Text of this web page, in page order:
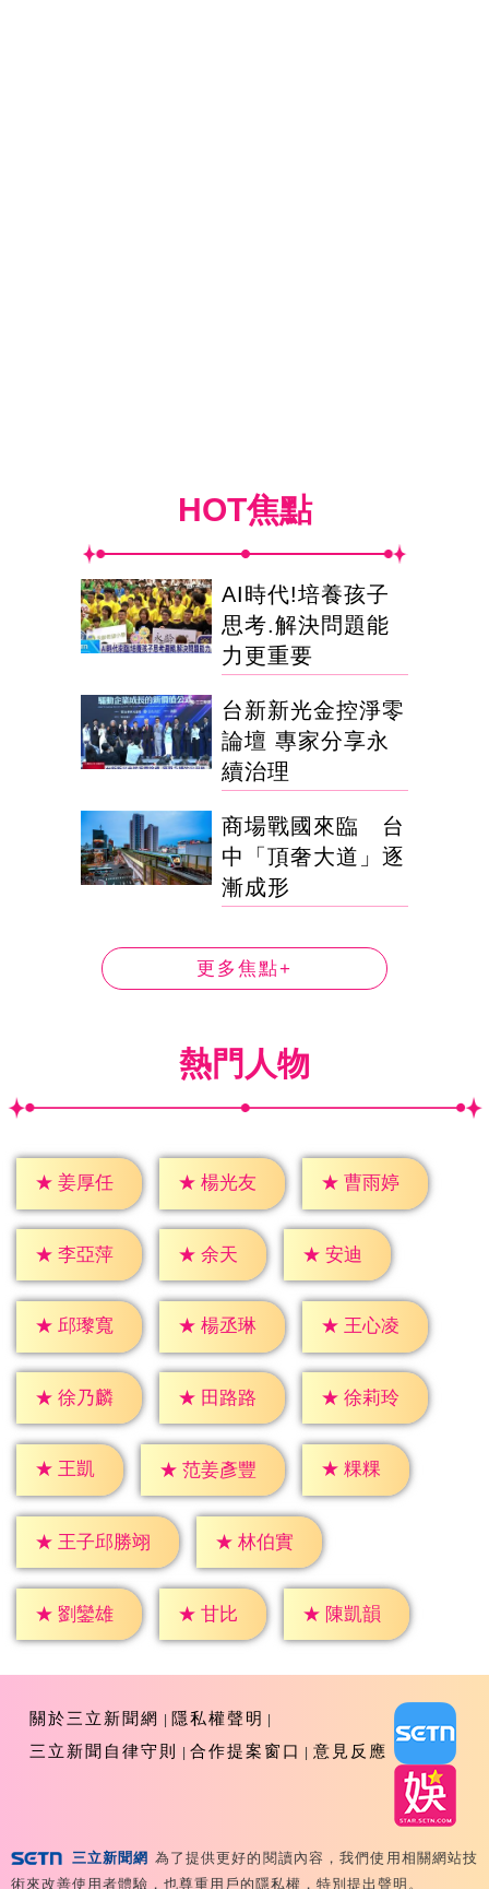
HOT焦點
AI時代!培養孩子
思考.解決問題能
力更重要
台新新光金控淨零
論壇 專家分享永
續治理
商場戰國來臨 台
中「頂奢大道」逐
漸成形
更多焦點+
熱門人物
★ 姜厚任 ★ 楊光友 ★ 曹雨婷
★ 李亞萍 ★ 余天 ★ 安迪
★ 邱瓈寬 ★ 楊丞琳 ★ 王心凌
★ 徐乃麟 ★ 田路路 ★ 徐莉玲
★ 王凱 ★ 范姜彥豐 ★ 粿粿
★ 王子邱勝翊 ★ 林伯實
★ 劉鑾雄 ★ 甘比 ★ 陳凱韻
關於三立新聞網
隱私權聲明
三立新聞自律守則
合作提案窗口 意見反應
Copyright ©2026 Sanlih E-Television All Rights
三立新聞網 為了提供更好的閱讀內容，我們使用相關網站技
術來改善使用者體驗，也尊重用戶的隱私權，特別提出聲明。